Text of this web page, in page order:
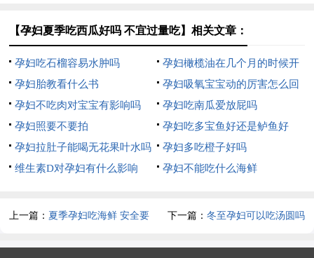
【孕妇夏季吃西瓜好吗 不宜过量吃】相关文章：
孕妇吃石榴容易水肿吗
孕妇橄榄油在几个月的时候开
始用
孕妇胎教看什么书
孕妇吸氧宝宝动的厉害怎么回
事
孕妇不吃肉对宝宝有影响吗
孕妇吃南瓜爱放屁吗
孕妇照要不要拍
孕妇吃多宝鱼好还是鲈鱼好
孕妇拉肚子能喝无花果叶水吗
孕妇多吃橙子好吗
维生素D对孕妇有什么影响
孕妇不能吃什么海鲜
上一篇： 夏季孕妇吃海鲜 安全要 下一篇： 冬至孕妇可以吃汤圆吗